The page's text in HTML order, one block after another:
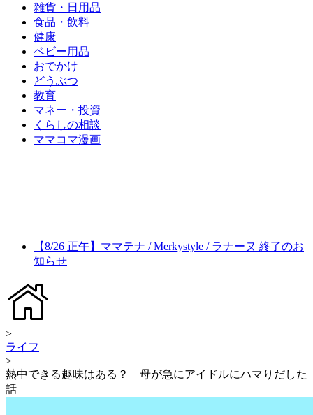
雑貨・日用品
食品・飲料
健康
ベビー用品
おでかけ
どうぶつ
教育
マネー・投資
くらしの相談
ママコマ漫画
【8/26 正午】ママテナ / Merkystyle / ラナーヌ 終了のお
知らせ
>
ライフ
>
熱中できる趣味はある？ 母が急にアイドルにハマりだした
話